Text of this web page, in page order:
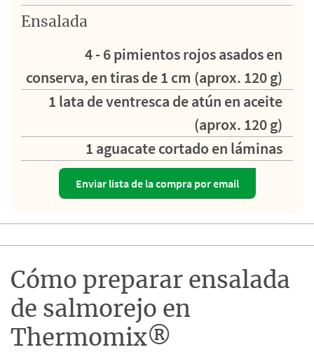
Ensalada
4 - 6 pimientos rojos asados en
conserva, en tiras de 1 cm (aprox. 120 g)
1 lata de ventresca de atún en aceite
(aprox. 120 g)
1 aguacate cortado en láminas
Enviar lista de la compra por email
Cómo preparar ensalada
de salmorejo en
Thermomix®